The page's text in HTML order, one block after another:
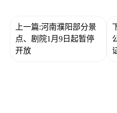
上一篇:河南濮阳部分景
点、剧院1月9日起暂停
开放